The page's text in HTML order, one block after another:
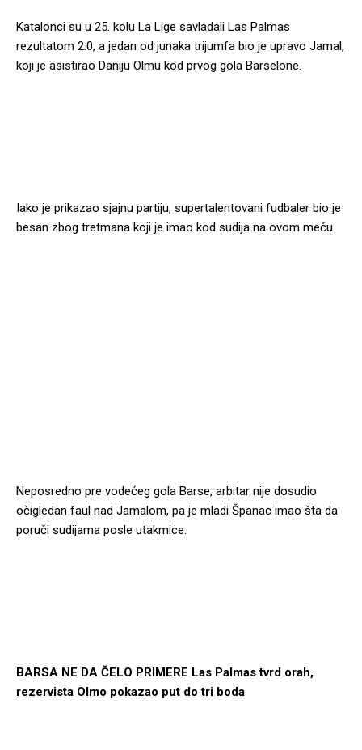
Katalonci su u 25. kolu La Lige savladali Las Palmas
rezultatom 2:0, a jedan od junaka trijumfa bio je upravo Jamal,
koji je asistirao Daniju Olmu kod prvog gola Barselone.
Iako je prikazao sjajnu partiju, supertalentovani fudbaler bio je
besan zbog tretmana koji je imao kod sudija na ovom meču.
Neposredno pre vodećeg gola Barse, arbitar nije dosudio
očigledan faul nad Jamalom, pa je mladi Španac imao šta da
poruči sudijama posle utakmice.
BARSA NE DA ČELO PRIMERE Las Palmas tvrd orah,
rezervista Olmo pokazao put do tri boda